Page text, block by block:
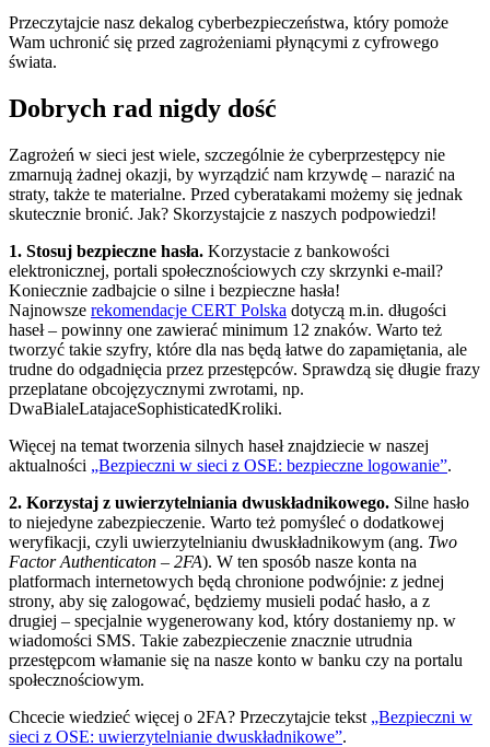
Przeczytajcie nasz dekalog cyberbezpieczeństwa, który pomoże
Wam uchronić się przed zagrożeniami płynącymi z cyfrowego
świata.
Dobrych rad nigdy dość
Zagrożeń w sieci jest wiele, szczególnie że cyberprzestępcy nie
zmarnują żadnej okazji, by wyrządzić nam krzywdę – narazić na
straty, także te materialne. Przed cyberatakami możemy się jednak
skutecznie bronić. Jak? Skorzystajcie z naszych podpowiedzi!
1. Stosuj bezpieczne hasła. Korzystacie z bankowości
elektronicznej, portali społecznościowych czy skrzynki e-mail?
Koniecznie zadbajcie o silne i bezpieczne hasła!
Najnowsze rekomendacje CERT Polska dotyczą m.in. długości
haseł – powinny one zawierać minimum 12 znaków. Warto też
tworzyć takie szyfry, które dla nas będą łatwe do zapamiętania, ale
trudne do odgadnięcia przez przestępców. Sprawdzą się długie frazy
przeplatane obcojęzycznymi zwrotami, np.
DwaBialeLatajaceSophisticatedKroliki.
Więcej na temat tworzenia silnych haseł znajdziecie w naszej
aktualności „Bezpieczni w sieci z OSE: bezpieczne logowanie”.
2. Korzystaj z uwierzytelniania dwuskładnikowego. Silne hasło
to niejedyne zabezpieczenie. Warto też pomyśleć o dodatkowej
weryfikacji, czyli uwierzytelnianiu dwuskładnikowym (ang. Two
Factor Authenticaton – 2FA). W ten sposób nasze konta na
platformach internetowych będą chronione podwójnie: z jednej
strony, aby się zalogować, będziemy musieli podać hasło, a z
drugiej – specjalnie wygenerowany kod, który dostaniemy np. w
wiadomości SMS. Takie zabezpieczenie znacznie utrudnia
przestępcom włamanie się na nasze konto w banku czy na portalu
społecznościowym.
Chcecie wiedzieć więcej o 2FA? Przeczytajcie tekst „Bezpieczni w
sieci z OSE: uwierzytelnianie dwuskładnikowe”.